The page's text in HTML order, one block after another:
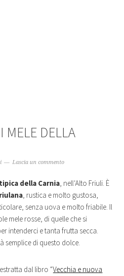
MELE DELLA
Lascia un commento
della Carnia, nell’Alto Friuli. È
, rustica e molto gustosa,
senza uova e molto friabile. Il
mele rosse, di quelle che si
intenderci e tanta frutta secca.
semplice di questo dolce.
dal libro “Vecchia e nuova